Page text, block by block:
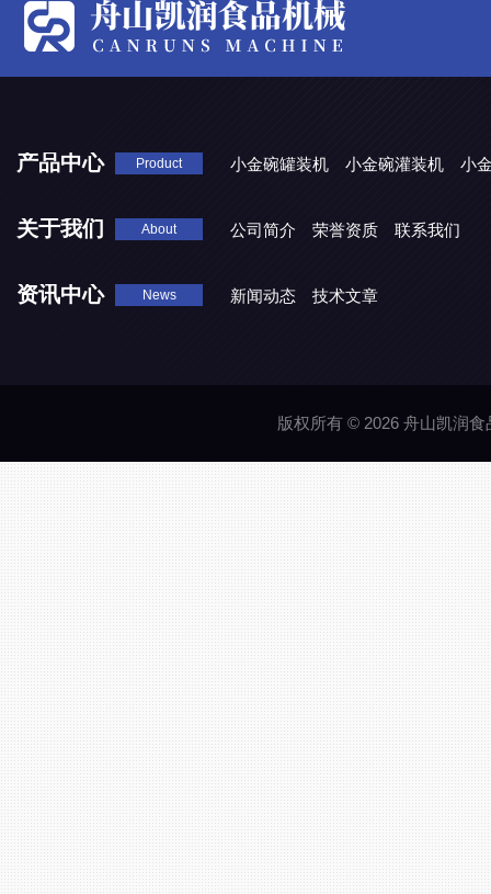
产品中心 Product 小金碗罐装机 小金碗灌装机 小
关于我们 About 公司简介 荣誉资质 联系我们
资讯中心 News 新闻动态 技术文章
版权所有 © 2026 舟山凯润